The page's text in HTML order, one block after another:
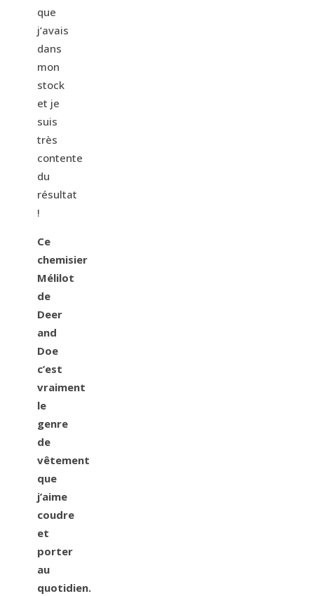
que
j’avais
dans
mon
stock
et je
suis
très
contente
du
résultat
!
Ce
chemisier
Mélilot
de
Deer
and
Doe
c’est
vraiment
le
genre
de
vêtement
que
j’aime
coudre
et
porter
au
quotidien.